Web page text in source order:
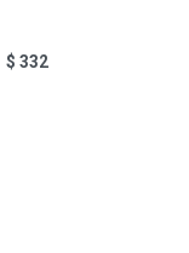
$ 332